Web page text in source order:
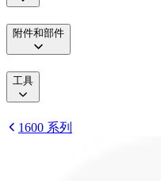
附件和部件
工具
1600 系列